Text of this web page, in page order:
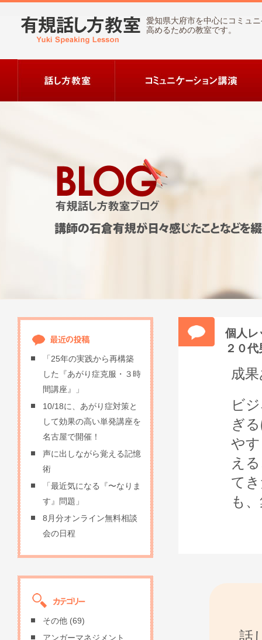
愛知県大府市を中心にコミュ
高めるための教室です。
個人
２０代
成
ビ
ぎ
や
え
て
も
話
「25年の実践から再構築
した『あがり症克服・３時
間講座』」
10/18に、あがり症対策と
して効果の高い単発講座を
名古屋で開催！
声に出しながら覚える記憶
術
「最近気になる『〜なりま
す』問題」
8月分オンライン無料相談
会の日程
その他 (69)
アンガーマネジメント